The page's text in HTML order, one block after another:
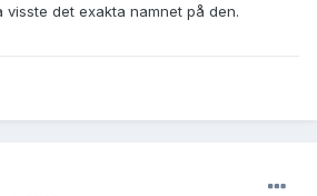
visste det exakta namnet på den.